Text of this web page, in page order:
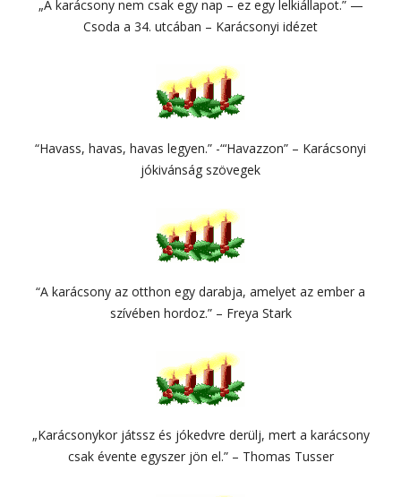
„A karácsony nem csak egy nap – ez egy lelkiállapot.” —
Csoda a 34. utcában – Karácsonyi idézet
“Havass, havas, havas legyen.” -“‘Havazzon” – Karácsonyi
jókivánság szövegek
“A karácsony az otthon egy darabja, amelyet az ember a
szívében hordoz.” – Freya Stark
„Karácsonykor játssz és jókedvre derülj, mert a karácsony
csak évente egyszer jön el.” – Thomas Tusser